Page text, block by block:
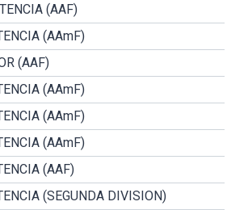
(AAF)
(AAmF)
(AAF)
(AAmF)
(AAmF)
(AAmF)
(AAF)
(SEGUNDA DIVISION)